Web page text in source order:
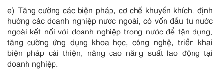
e) Tăng cường các biện pháp, cơ chế khuyến khích, định
hướng các doanh nghiệp nước ngoài, có vốn đầu tư nước
ngoài kết nối với doanh nghiệp trong nước để tận dụng,
tăng cường ứng dụng khoa học, công nghệ, triển khai
biện pháp cải thiện, nâng cao năng suất lao động tại
doanh nghiệp.